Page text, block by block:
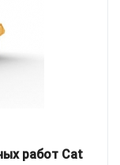
работ Cat